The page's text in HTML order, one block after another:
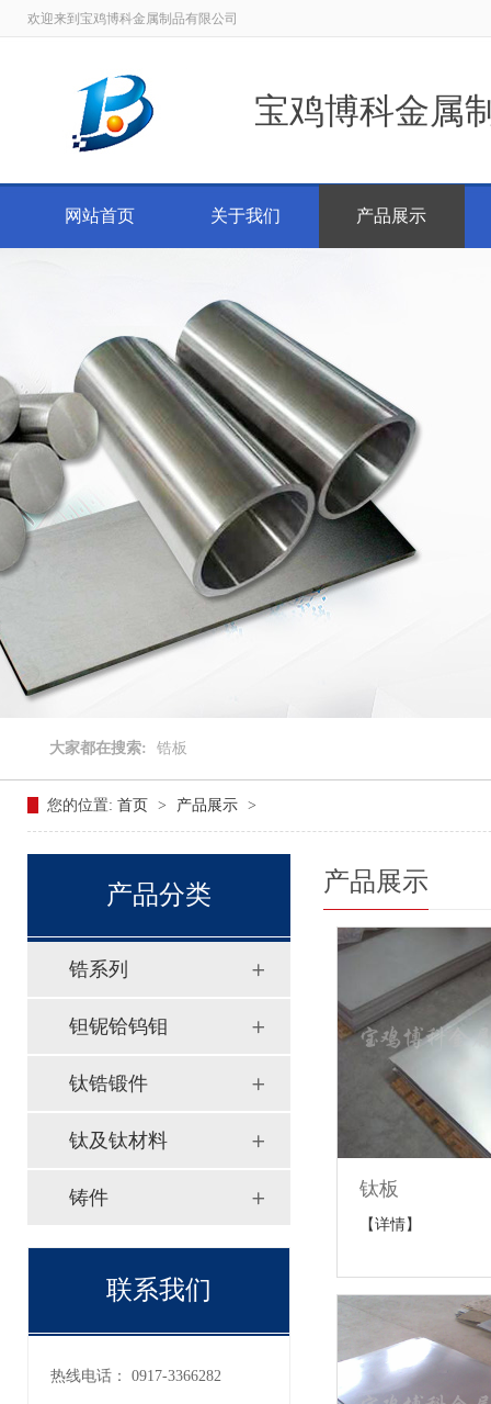
欢迎来到宝鸡博科金属制品有限公司
宝鸡博科金属
网站首页 关于我们 产品展示
大家都在搜索: 锆板
您的位置: 首页 > 产品展示 >
产品分类
锆系列
钽铌铪钨钼
钛锆锻件
钛及钛材料
铸件
联系我们
热线电话： 0917-3366282
产品展示
钛板
【详情】